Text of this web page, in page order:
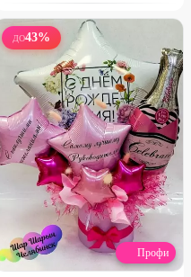
Набирает высоту
Французская роза с
альстромерией
2000₽2980
ДО43%
Профи